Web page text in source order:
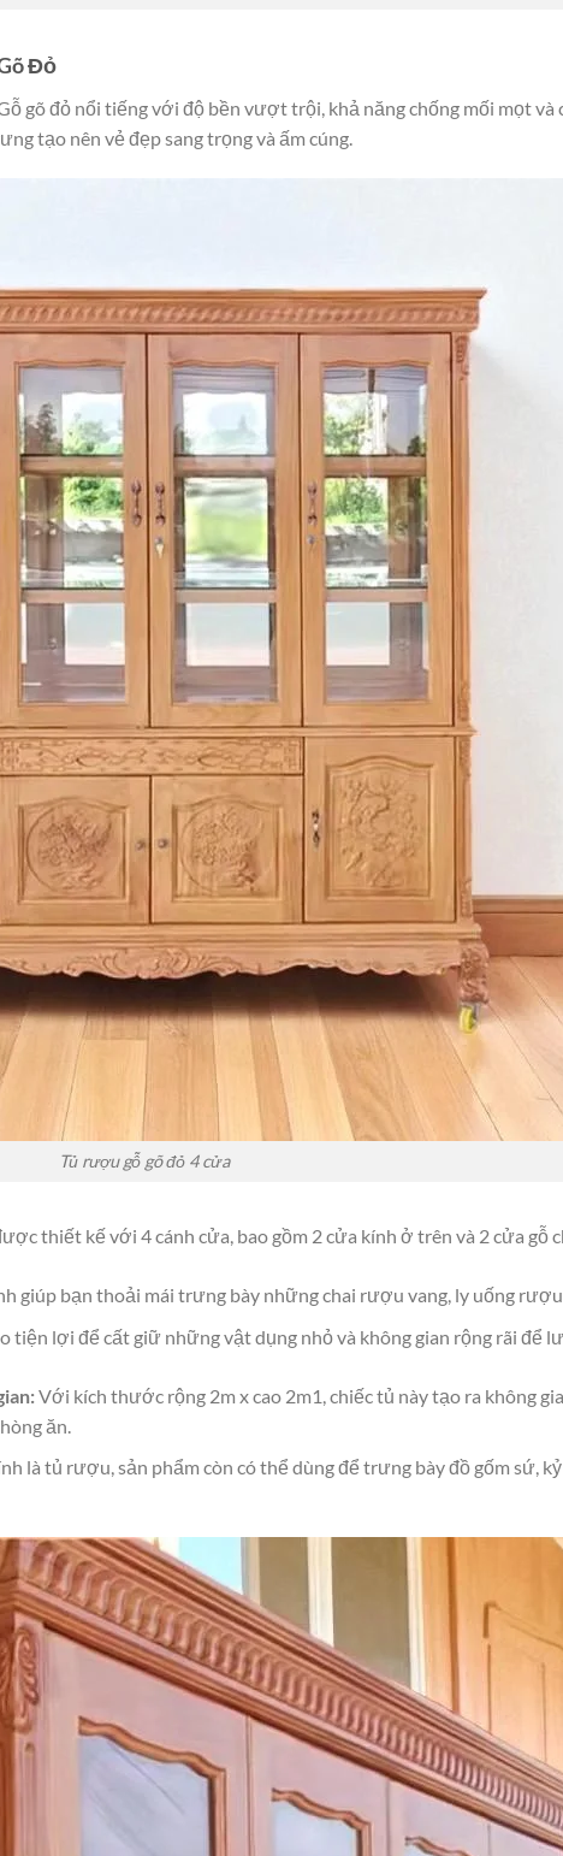
Đỏ
gõ đỏ nổi tiếng với độ bền vượt trội, khả năng chống mối mọt và
tạo nên vẻ đẹp sang trọng và ấm cúng.
Tủ rượu gỗ gõ đỏ 4 cửa
thiết kế với 4 cánh cửa, bao gồm 2 cửa kính ở trên và 2 cửa gỗ
giúp bạn thoải mái trưng bày những chai rượu vang, ly uống
tiện lợi để cất giữ những vật dụng nhỏ và không gian rộng rãi để
Với kích thước rộng 2m x cao 2m1, chiếc tủ này tạo ra không
ăn.
là tủ rượu, sản phẩm còn có thể dùng để trưng bày đồ gốm sứ,